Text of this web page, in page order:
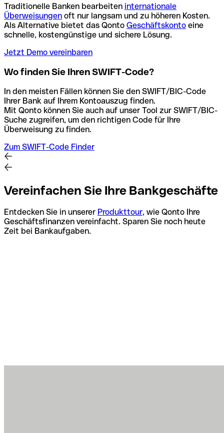
Traditionelle Banken bearbeiten internationale
Überweisungen oft nur langsam und zu höheren Kosten.
Als Alternative bietet das Qonto Geschäftskonto eine
schnelle, kostengünstige und sichere Lösung.
Jetzt Demo vereinbaren
Wo finden Sie Ihren SWIFT-Code?
In den meisten Fällen können Sie den SWIFT/BIC-Code
Ihrer Bank auf Ihrem Kontoauszug finden.
Mit Qonto können Sie auch auf unser Tool zur SWIFT/BIC-
Suche zugreifen, um den richtigen Code für Ihre
Überweisung zu finden.
Zum SWIFT-Code Finder
Vereinfachen Sie Ihre Bankgeschäfte
Entdecken Sie in unserer Produkttour, wie Qonto Ihre
Geschäftsfinanzen vereinfacht. Sparen Sie noch heute
Zeit bei Bankaufgaben.